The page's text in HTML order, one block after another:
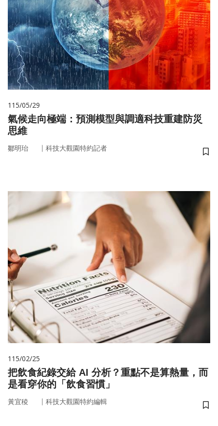
115/05/29
氣候走向極端：預測模型與調適科技重建防災
思維
鄒明珆 ｜ 科技大觀園特約記者
儲
115/02/25
把飲食紀錄交給 AI 分析？重點不是算熱量，而
是看穿你的「飲食習慣」
黃宜稜 ｜ 科技大觀園特約編輯
儲